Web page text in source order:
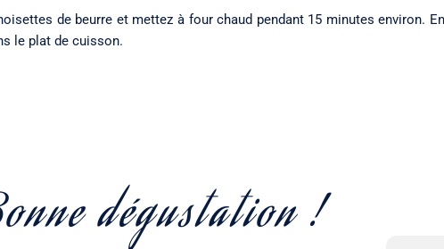
de beurre et mettez à four chaud pendant 15 minutes environ.
le plat de cuisson.
dégustation !